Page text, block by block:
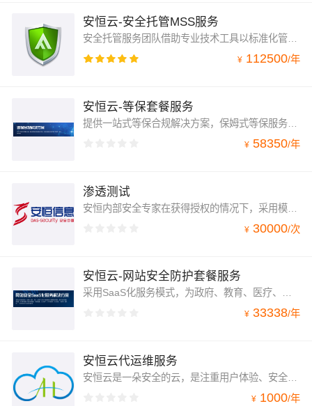
安恒云-安全托管MSS服务
安全托管服务团队借助专业技术工具以标准化管理流程集中研判、快速预警、统一指挥、紧急处置、追查反制等策略和措施，实现事前预警、事中监控、事后响应，快速规范化解决安全问题，力求安全问题闭环管理，持续迭代提升和输出整体安全能力，最大可能地保障业务安全运行，资产、漏洞、安全告警信息经过加密直接同步到安全运营中心，云端运营中心可以直接看到安全信息，提供安全服务，便捷的为用户提供安全托管服务
¥ 112500/年
安恒云-等保套餐服务
提供一站式等保合规解决方案，保姆式等保服务助您放心过等保，专业的安全能力为您的业务保驾护航，在实战中合规。
¥ 58350/年
渗透测试
安恒内部安全专家在获得授权的情况下，采用模拟网络攻击的方式，对企业的安全性进行评估。
¥ 30000/次
安恒云-网站安全防护套餐服务
¥ 33338/年
安恒云代运维服务
安恒云是一朵安全的云，是注重用户体验、安全稳定的云。提供公有、私有、混合云相关应用与服务，享受保姆式的体验。提供上云前、中、后等一系列上云和安全运营服务，保证用户轻松安全上云，提供一站式解决方案。
¥ 1000/年